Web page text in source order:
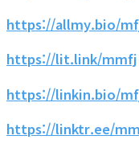
https://allmy.bio/
https://lit.link/mmfj
https://linkin.bio/
https://linktr.ee/